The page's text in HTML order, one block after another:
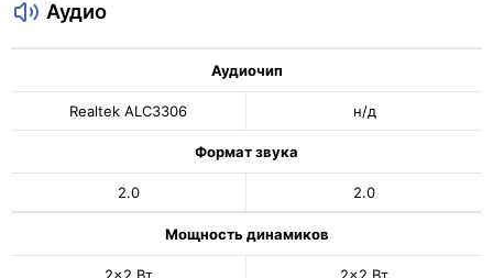
Аудио
Аудиочип
Realtek ALC3306 н/д
Формат звука
2.0 2.0
Мощность динамиков